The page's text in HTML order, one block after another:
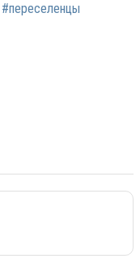
#переселенцы